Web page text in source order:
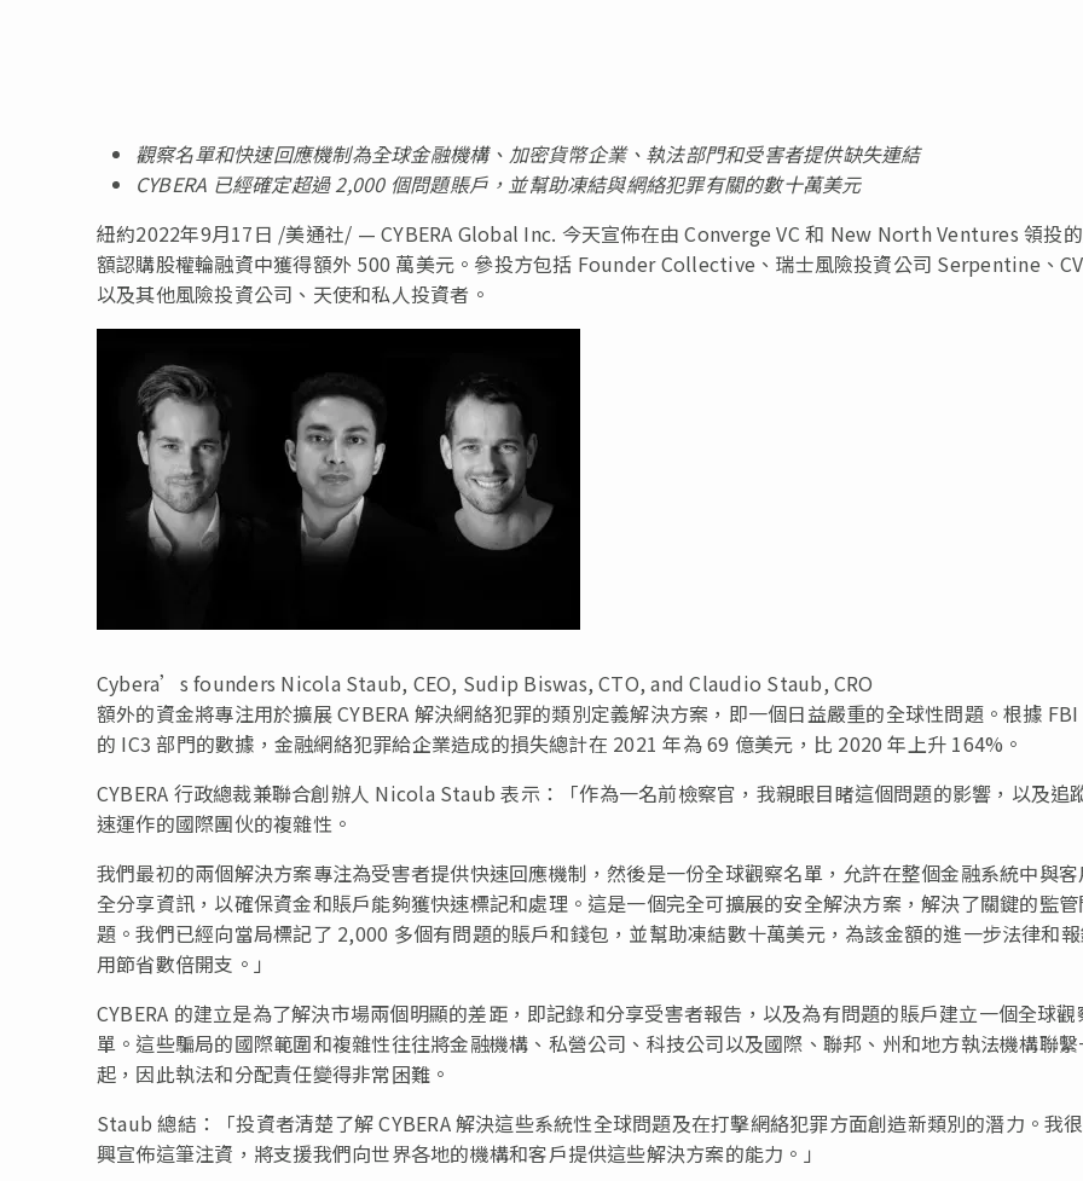
觀察名單和快速回應機制為全球金融機構、加密貨幣企業、執法部門和受害者提供缺失連結
CYBERA 已經確定超過2,000 個問題賬戶，並幫助凍結與網絡犯罪有關的數十萬美元
紐約2022年9月17日 /美通社/ — CYBERA Global Inc. 今天宣佈在由 Converge VC 和 New North Ventures 領投
額認購股權輪融資中獲得額外 500 萬美元。參投方包括 Founder Collective、瑞士風險投資公司 Serpentine、
以及其他風險投資公司、天使和私人投資者。
Cybera’s founders Nicola Staub, CEO, Sudip Biswas, CTO, and Claudio Staub, CRO
額外的資金將專注用於擴展 CYBERA 解決網絡犯罪的類別定義解決方案，即一個日益嚴重的全球性問題。根據 FBI
的 IC3 部門的數據，金融網絡犯罪給企業造成的損失總計在 2021 年為 69 億美元，比 2020 年上升 164%。
CYBERA 行政總裁兼聯合創辦人 Nicola Staub 表示：「作為一名前檢察官，我親眼目睹這個問題的影響，以及追
速運作的國際團伙的複雜性。
我們最初的兩個解決方案專注為受害者提供快速回應機制，然後是一份全球觀察名單，允許在整個金融系統中與客
全分享資訊，以確保資金和賬戶能夠獲快速標記和處理。這是一個完全可擴展的安全解決方案，解決了關鍵的監管
題。我們已經向當局標記了 2,000 多個有問題的賬戶和錢包，並幫助凍結數十萬美元，為該金額的進一步法律和
用節省數倍開支。」
CYBERA 的建立是為了解決市場兩個明顯的差距，即記錄和分享受害者報告，以及為有問題的賬戶建立一個全球觀
單。這些騙局的國際範圍和複雜性往往將金融機構、私營公司、科技公司以及國際、聯邦、州和地方執法機構聯繫
起，因此執法和分配責任變得非常困難。
Staub 總結：「投資者清楚了解 CYBERA 解決這些系統性全球問題及在打擊網絡犯罪方面創造新類別的潛力。我
興宣佈這筆注資，將支援我們向世界各地的機構和客戶提供這些解決方案的能力。」